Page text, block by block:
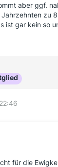
aber ggf.
zu
ist gar kein so
für die